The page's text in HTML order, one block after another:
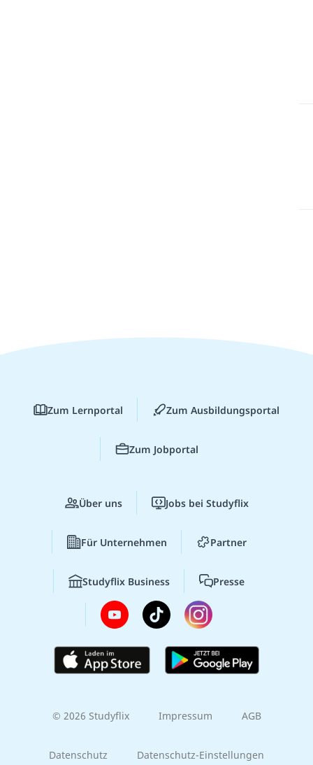
Zum Lernportal Zum Ausbildungsportal
Zum Jobportal
Über uns Jobs bei Studyflix
Für Unternehmen Partner
Studyflix Business Presse
© 2026 Studyflix Impressum AGB
Datenschutz Datenschutz-Einstellungen